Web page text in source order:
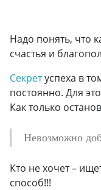
Надо понять, что
счастья и
Секретуспеха в
постоянно. Для
Как только
Невозможно
Кто не хочет –
способ!!!